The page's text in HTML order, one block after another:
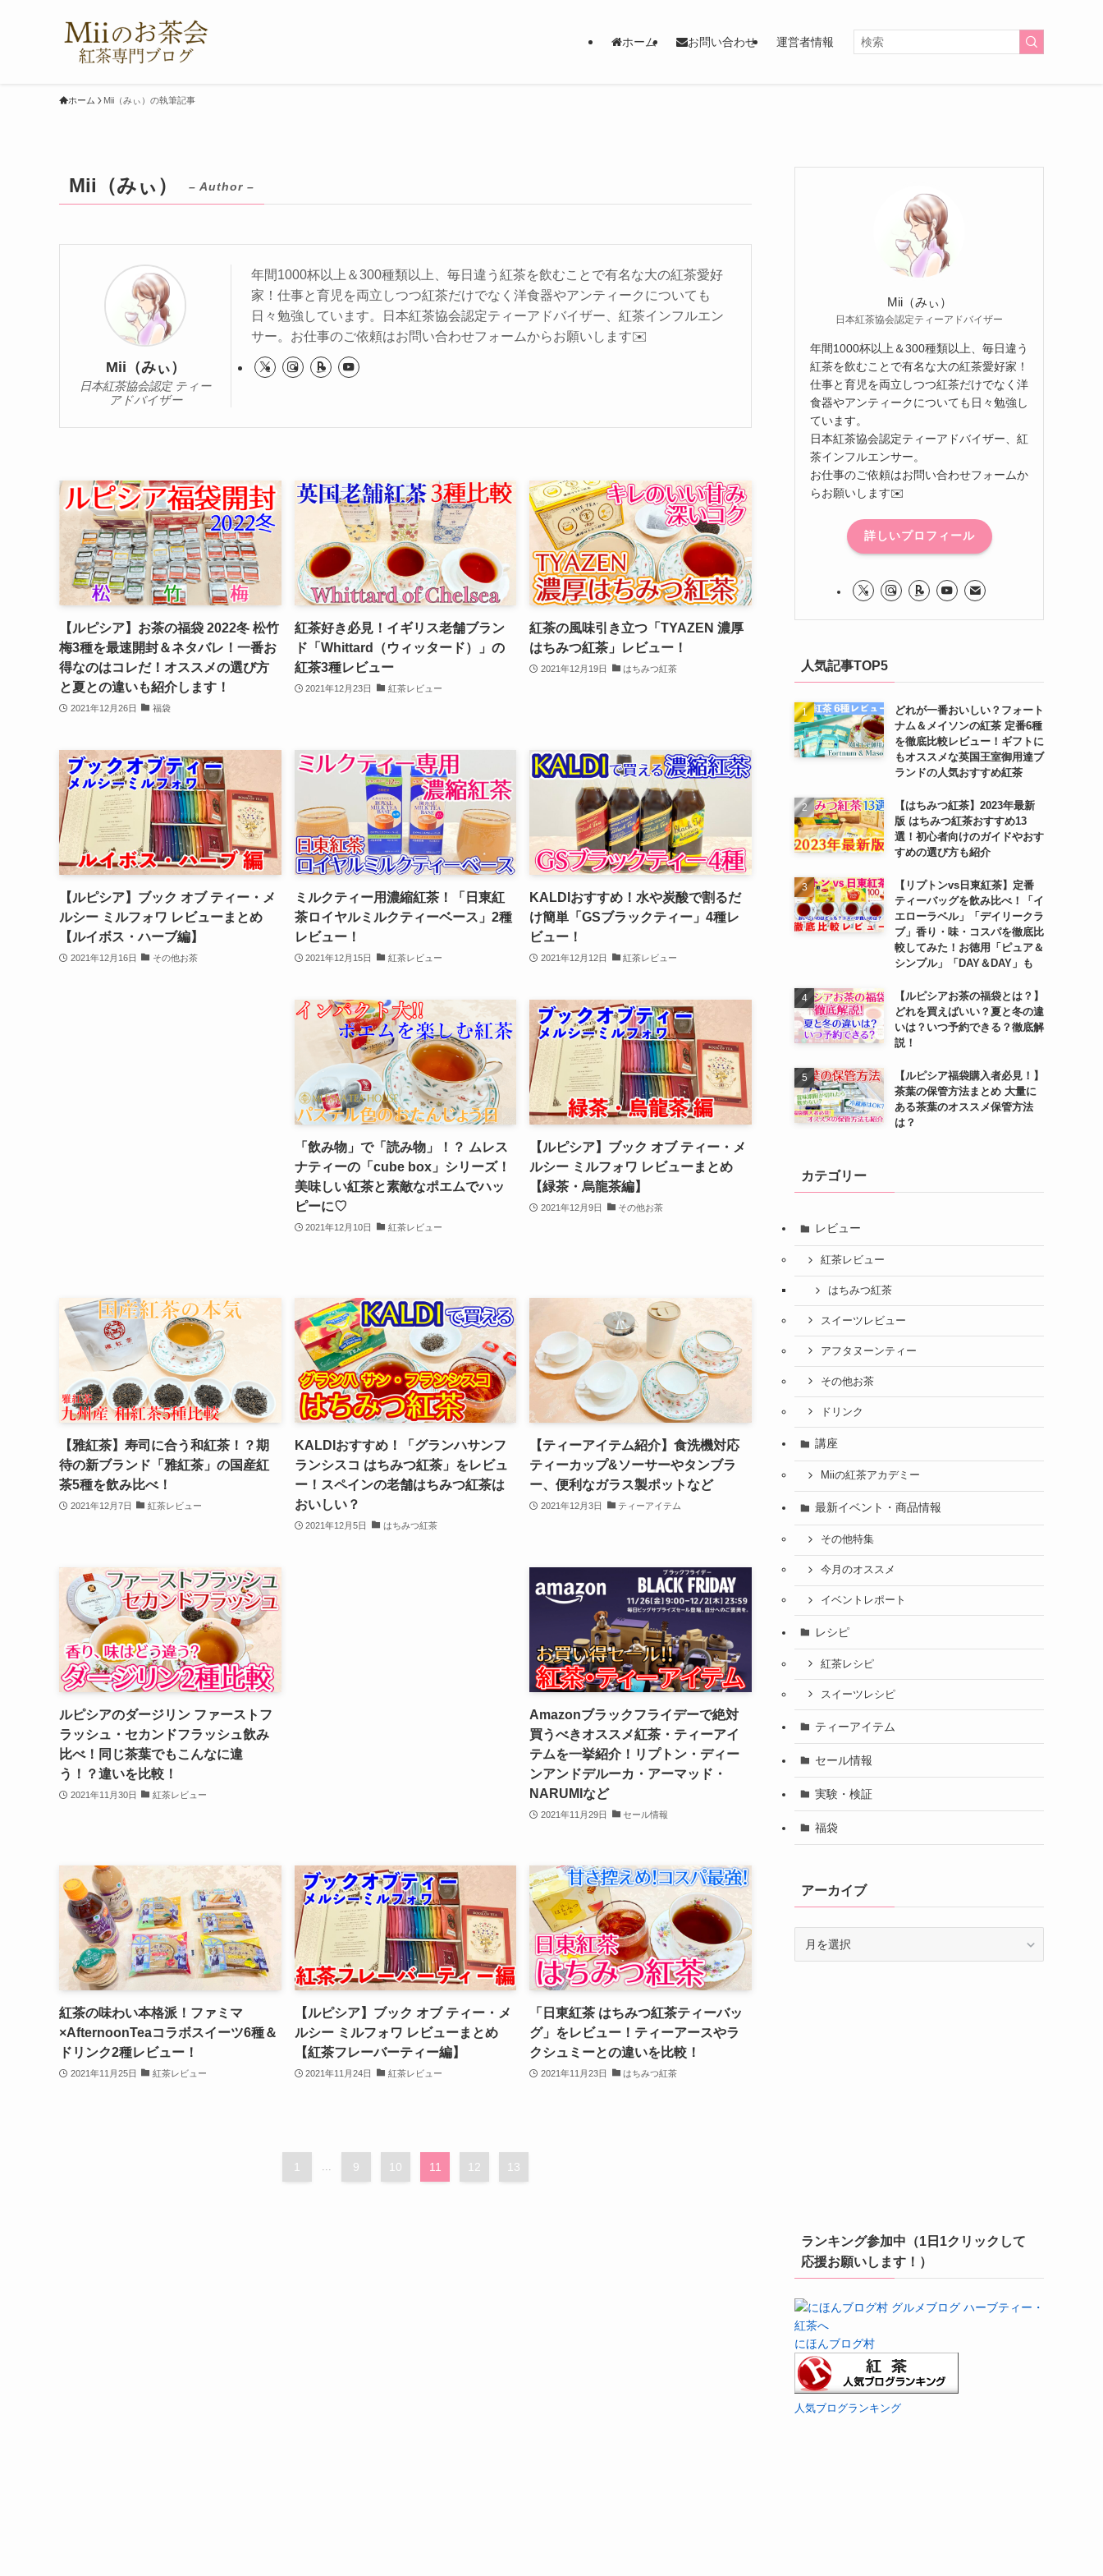
ホーム お問い合わせ 運営者情報
ホーム Mii（みぃ）の執筆記事
Mii（みぃ） – Author –
Mii（みぃ）
日本紅茶協会認定 ティー
アドバイザー
年間1000杯以上＆300種類以上、毎日違う紅茶を飲むことで有名な大の紅茶愛好
家！仕事と育児を両立しつつ紅茶だけでなく洋食器やアンティークについても
日々勉強しています。日本紅茶協会認定ティーアドバイザー、紅茶インフルエン
サー。お仕事のご依頼はお問い合わせフォームからお願いします✉️
【ルピシア】お茶の福袋 2022冬 松竹
梅3種を最速開封＆ネタバレ！一番お
得なのはコレだ！オススメの選び方
と夏との違いも紹介します！
2021年12月26日 福袋
紅茶好き必見！イギリス老舗ブラン
ド「Whittard（ウィッタード）」の
紅茶3種レビュー
2021年12月23日 紅茶レビュー
紅茶の風味引き立つ「TYAZEN 濃厚
はちみつ紅茶」レビュー！
2021年12月19日 はちみつ紅茶
【ルピシア】ブック オブ ティー・メ
ルシー ミルフォワ レビューまとめ
【ルイボス・ハーブ編】
2021年12月16日 その他お茶
ミルクティー用濃縮紅茶！「日東紅
茶ロイヤルミルクティーベース」2種
レビュー！
2021年12月15日 紅茶レビュー
KALDIおすすめ！水や炭酸で割るだ
け簡単「GSブラックティー」4種レ
ビュー！
2021年12月12日 紅茶レビュー
「飲み物」で「読み物」！？ ムレス
ナティーの「cube box」シリーズ！
美味しい紅茶と素敵なポエムでハッ
ピーに♡
2021年12月10日 紅茶レビュー
【ルピシア】ブック オブ ティー・メ
ルシー ミルフォワ レビューまとめ
【緑茶・烏龍茶編】
2021年12月9日 その他お茶
【雅紅茶】寿司に合う和紅茶！？期
待の新ブランド「雅紅茶」の国産紅
茶5種を飲み比べ！
2021年12月7日 紅茶レビュー
KALDIおすすめ！「グランハサンフ
ランシスコ はちみつ紅茶」をレビュ
ー！スペインの老舗はちみつ紅茶は
おいしい？
2021年12月5日 はちみつ紅茶
【ティーアイテム紹介】食洗機対応
ティーカップ&ソーサーやタンブラ
ー、便利なガラス製ポットなど
2021年12月3日 ティーアイテム
ルピシアのダージリン ファーストフ
ラッシュ・セカンドフラッシュ飲み
比べ！同じ茶葉でもこんなに違
う！？違いを比較！
2021年11月30日 紅茶レビュー
Amazonブラックフライデーで絶対
買うべきオススメ紅茶・ティーアイ
テムを一挙紹介！リプトン・ディー
ンアンドデルーカ・アーマッド・
NARUMIなど
2021年11月29日 セール情報
紅茶の味わい本格派！ファミマ
×AfternoonTeaコラボスイーツ6種＆
ドリンク2種レビュー！
2021年11月25日 紅茶レビュー
【ルピシア】ブック オブ ティー・メ
ルシー ミルフォワ レビューまとめ
【紅茶フレーバーティー編】
2021年11月24日 紅茶レビュー
「日東紅茶 はちみつ紅茶ティーバッ
グ」をレビュー！ティーアースやラ
クシュミーとの違いを比較！
2021年11月23日 はちみつ紅茶
1 9 10 11 12 13
Mii（みぃ）
日本紅茶協会認定ティーアドバイザー
年間1000杯以上＆300種類以上、毎日違う
紅茶を飲むことで有名な大の紅茶愛好家！
仕事と育児を両立しつつ紅茶だけでなく洋
食器やアンティークについても日々勉強し
ています。
日本紅茶協会認定ティーアドバイザー、紅
茶インフルエンサー。
お仕事のご依頼はお問い合わせフォームか
らお願いします✉️
詳しいプロフィール
人気記事TOP5
どれが一番おいしい？フォート
ナム＆メイソンの紅茶 定番6種
を徹底比較レビュー！ギフトに
もオススメな英国王室御用達ブ
ランドの人気おすすめ紅茶
【はちみつ紅茶】2023年最新
版 はちみつ紅茶おすすめ13
選！初心者向けのガイドやおす
すめの選び方も紹介
【リプトンvs日東紅茶】定番
ティーバッグを飲み比べ！「イ
エローラベル」「デイリークラ
ブ」香り・味・コスパを徹底比
較してみた！お徳用「ピュア＆
シンプル」「DAY＆DAY」も
【ルピシアお茶の福袋とは？】
どれを買えばいい？夏と冬の違
いは？いつ予約できる？徹底解
説！
【ルピシア福袋購入者必見！】
茶葉の保管方法まとめ 大量に
ある茶葉のオススメ保管方法
は？
カテゴリー
レビュー
紅茶レビュー
はちみつ紅茶
スイーツレビュー
アフタヌーンティー
その他お茶
ドリンク
講座
Miiの紅茶アカデミー
最新イベント・商品情報
その他特集
今月のオススメ
イベントレポート
レシピ
紅茶レシピ
スイーツレシピ
ティーアイテム
セール情報
実験・検証
福袋
アーカイブ
ランキング参加中（1日1クリックして
応援お願いします！）
にほんブログ村
人気ブログランキング